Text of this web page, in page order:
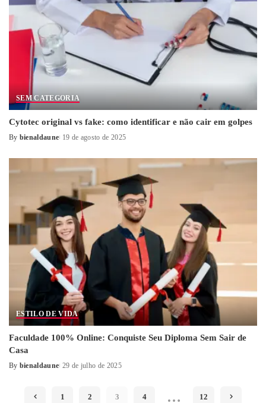
SEM CATEGORIA
Cytotec original vs fake: como identificar e não cair em golpes
Posted
By bienaldaune 19 de agosto de 2025
ESTILO DE VIDA
Faculdade 100% Online: Conquiste Seu Diploma Sem Sair de
Casa
Posted
By bienaldaune 29 de julho de 2025
1 2 3 4 … 12